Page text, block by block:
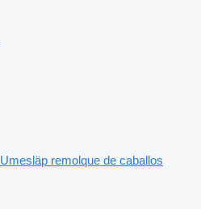
Umesläp remolque de caballos